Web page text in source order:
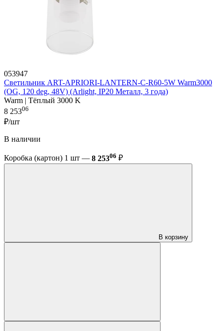
053947
Светильник ART-APRIORI-LANTERN-C-R60-5W Warm3000
(OG, 120 deg, 48V) (Arlight, IP20 Металл, 3 года)
Warm | Тёплый 3000 K
8 25306
₽/шт
В наличии
Коробка (картон) 1 шт — 8 25306 ₽
В корзину